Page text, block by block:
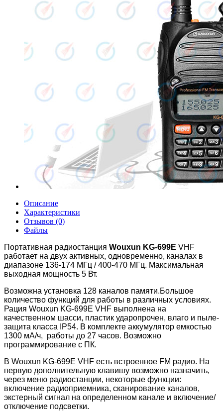
Описание
Характеристики
Отзывов (0)
Файлы
Портативная радиостанция Wouxun KG-699E VHF
работает на двух активных, одновременно, каналах в
диапазоне 136-174 МГц / 400-470 МГц. Максимальная
выходная мощность 5 Вт.
Возможна установка 128 каналов памяти.Большое
количество функций для работы в различных условиях.
Рация Wouxun KG-699E VHF выполнена на
качественном шасси, пластик ударопрочен, влаго и пыле-
защита класса IP54. В комплекте аккумулятор емкостью
1300 мА/ч, работы до 27 часов. Возможно
программирование с ПК.
В Wouxun KG-699E VHF есть встроенное FM радио. На
первую дополнительную клавишу возможно назначить,
через меню радиостанции, некоторые функции:
включение радиоприемника, сканирование каналов,
экстерный сигнал на определенном канале и включение/
отключение подсветки.